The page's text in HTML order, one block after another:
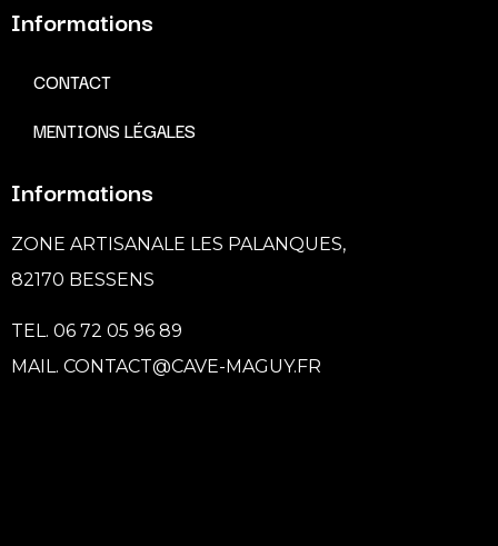
Informations
CONTACT
MENTIONS LÉGALES
Informations
ZONE ARTISANALE LES PALANQUES,
82170 BESSENS
TEL. 06 72 05 96 89
MAIL. CONTACT@CAVE-MAGUY.FR